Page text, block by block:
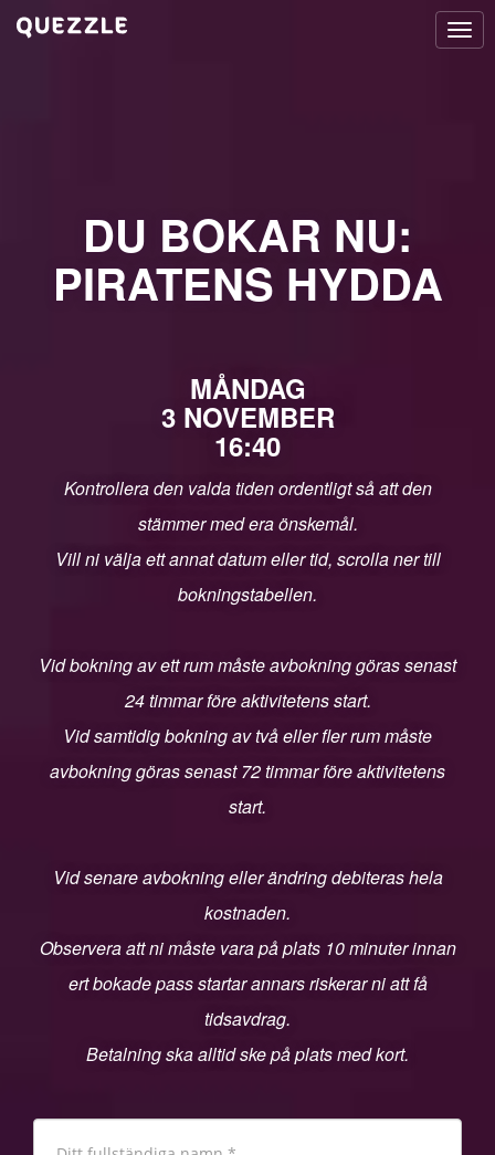
DU BOKAR NU:
PIRATENS HYDDA
MÅNDAG
3 NOVEMBER
16:40
Kontrollera den valda tiden ordentligt så att den
stämmer med era önskemål.
Vill ni välja ett annat datum eller tid, scrolla ner till
bokningstabellen.
Vid bokning av ett rum måste avbokning göras senast
24 timmar före aktivitetens start.
Vid samtidig bokning av två eller fler rum måste
avbokning göras senast 72 timmar före aktivitetens
start.
Vid senare avbokning eller ändring debiteras hela
kostnaden.
Observera att ni måste vara på plats 10 minuter innan
ert bokade pass startar annars riskerar ni att få
tidsavdrag.
Betalning ska alltid ske på plats med kort.